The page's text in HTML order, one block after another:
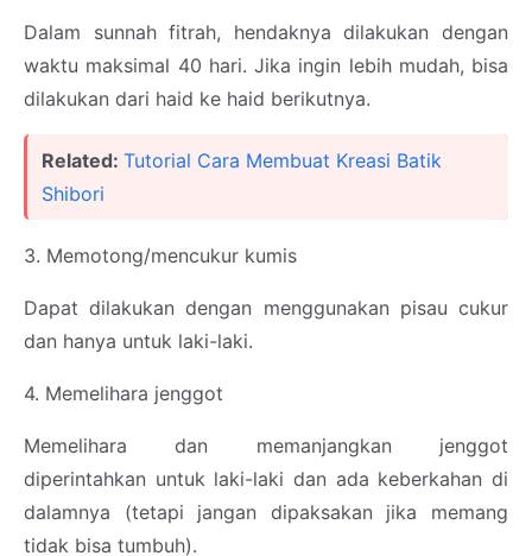
Dalam sunnah fitrah, hendaknya dilakukan dengan
waktu maksimal 40 hari. Jika ingin lebih mudah, bisa
dilakukan dari haid ke haid berikutnya.
Related: Tutorial Cara Membuat Kreasi Batik
Shibori
3. Memotong/mencukur kumis
Dapat dilakukan dengan menggunakan pisau cukur
dan hanya untuk laki-laki.
4. Memelihara jenggot
Memelihara dan memanjangkan jenggot
diperintahkan untuk laki-laki dan ada keberkahan di
dalamnya (tetapi jangan dipaksakan jika memang
tidak bisa tumbuh).